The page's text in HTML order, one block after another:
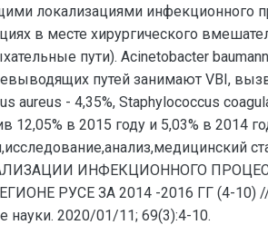
локализациями
в месте хирургического
пути). Acinetobacter
путей занимают VBI,
aureus - 4,35%, Staphylococcus
в 2015 году и 5,03% в 2014
ИНФЕКЦИОННОГО
РУСЕ ЗА 2014 -2016 ГГ (4-10) //
науки. 2020/01/11; 69(3):4-10.